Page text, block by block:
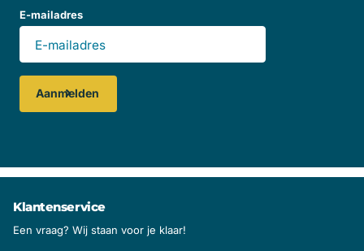
E-mailadres
Aanmelden
Klantenservice
Een vraag? Wij staan voor je klaar!